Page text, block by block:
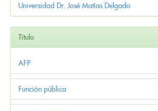
Universidad Dr. José Matías Delgado
Título
AFP
Función pública